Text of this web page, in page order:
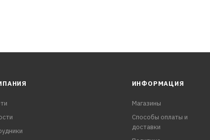
ИНФОРМАЦИЯ
Магазины
Способы оплаты и
доставки